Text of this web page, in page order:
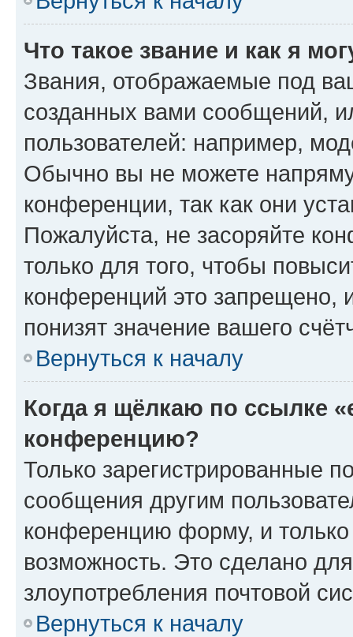
Что такое звание и как я
Звания, отображаемые под
созданных вами сообщений,
пользователей: например,
Обычно вы не можете
конференции, так как они
Пожалуйста, не засоряйте
только для того, чтобы
конференций это запрещено,
понизят значение вашего
Вернуться к началу
Когда я щёлкаю по ссылке
конференцию?
Только зарегистрированные
сообщения другим
конференцию форму, и
возможность. Это сделано
злоупотребления почтовой
Вернуться к началу